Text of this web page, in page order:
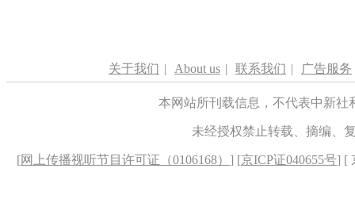
关于我们 | About us | 联系我们 | 广告服务
本网站所刊载信息，不代表中新
未经授权禁止转载、摘编、
[网上传播视听节目许可证（0106168） ] [京ICP证040655号] [